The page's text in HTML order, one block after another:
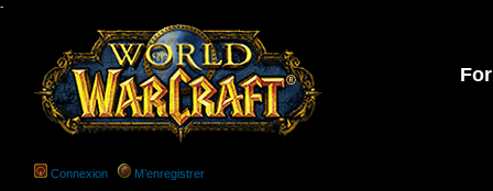
-
Connexion M’enregistrer